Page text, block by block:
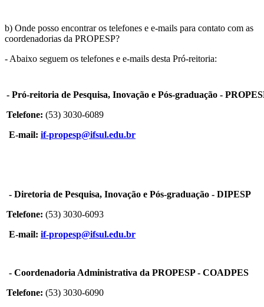
b) Onde posso encontrar os telefones e e-mails para contato com as
coordenadorias da PROPESP?
- Abaixo seguem os telefones e e-mails desta Pró-reitoria:
- Pró-reitoria de Pesquisa, Inovação e Pós-graduação -
Telefone: (53) 3030-6089
E-mail: if-propesp@ifsul.edu.br
- Diretoria de Pesquisa, Inovação e Pós-graduação - DIPESP
Telefone: (53) 3030-6093
E-mail: if-propesp@ifsul.edu.br
- Coordenadoria Administrativa da PROPESP - COADPES
Telefone: (53) 3030-6090